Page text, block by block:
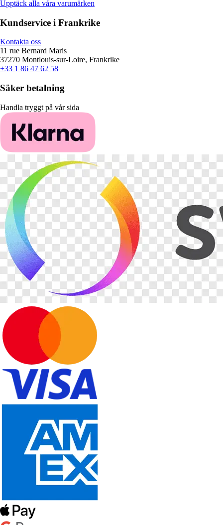
Upptäck alla våra varumärken
Kundservice i Frankrike
Kontakta oss
11 rue Bernard Maris
37270 Montlouis-sur-Loire, Frankrike
+33 1 86 47 62 58
Säker betalning
Handla tryggt på vår sida